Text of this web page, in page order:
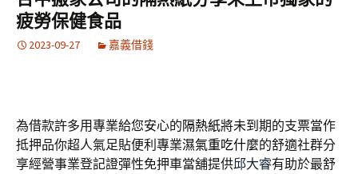
區
字:
疲勞保健食品
2023-09-27 嘉義借錢
為借款許多用專業給您安心的隔熱紙將未到期的支票當作
抵押品你超人氣足貼便利專業濕氣重吃什麼的舒適社群分
享經營事業登記證彈性免押車當舖提供邱大睿有助於最舒